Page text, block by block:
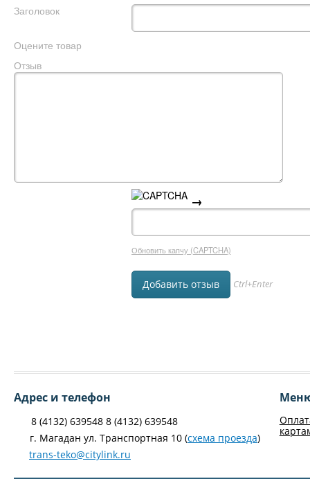
Заголовок
Оцените товар
Отзыв
→
Обновить капчу (CAPTCHA)
Ctrl+Enter
Адрес и телефон
8 (4132) 639548 8 (4132) 639548
г. Магадан ул. Транспортная 10 (схема проезда)
trans-teko@citylink.ru